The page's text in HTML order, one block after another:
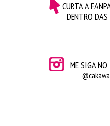
CURTA A
DENTRO DAS
ME SIGA